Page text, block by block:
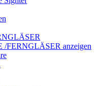
FERNGLÄSER anzeigen